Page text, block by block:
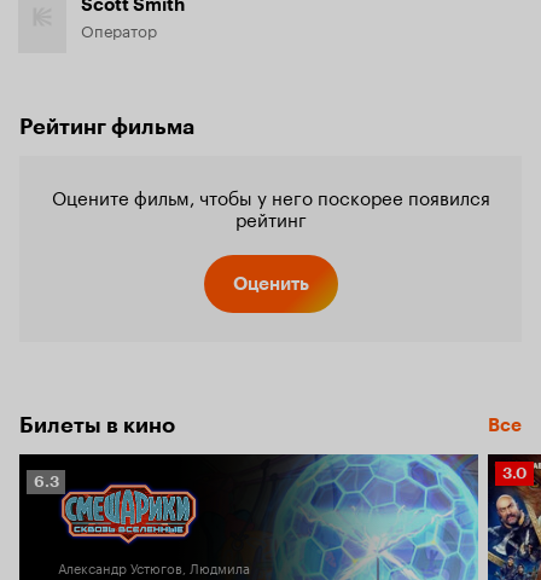
Scott Smith
Оператор
Рейтинг фильма
Оцените фильм, чтобы у него поскорее появился
рейтинг
Оценить
Билеты в кино Все
Рейтинг
Кинопоиска
6.3
Александр Устюгов, Людмила
3.0
3.0